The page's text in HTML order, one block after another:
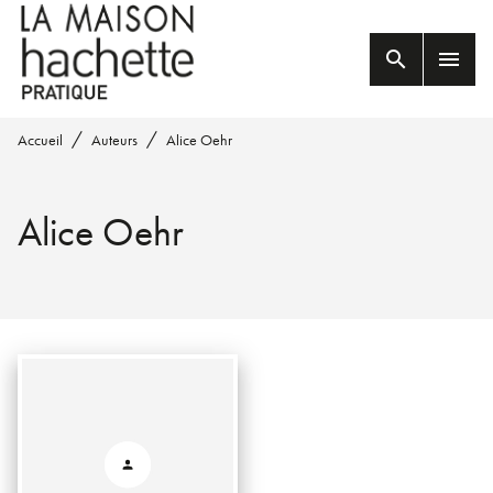
MENU RECHERCHE
PIED DE PAGE
search menu
Accueil / Auteurs / Alice Oehr
Alice Oehr